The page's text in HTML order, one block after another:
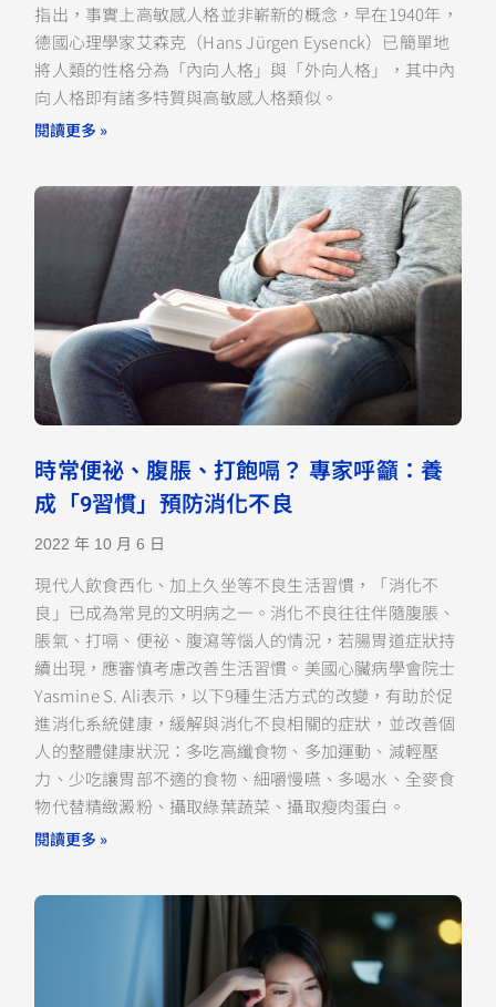
指出，事實上高敏感人格並非嶄新的概念，早在1940年，
德國心理學家艾森克（Hans Jürgen Eysenck）已簡單地
將人類的性格分為「內向人格」與「外向人格」，其中內
向人格即有諸多特質與高敏感人格類似。
閱讀更多 »
時常便祕、腹脹、打飽嗝？ 專家呼籲：養
成「9習慣」預防消化不良
2022 年 10 月 6 日
現代人飲食西化、加上久坐等不良生活習慣，「消化不
良」已成為常見的文明病之一。消化不良往往伴隨腹脹、
脹氣、打嗝、便祕、腹瀉等惱人的情況，若腸胃道症狀持
續出現，應審慎考慮改善生活習慣。美國心臟病學會院士
Yasmine S. Ali表示，以下9種生活方式的改變，有助於促
進消化系統健康，緩解與消化不良相關的症狀，並改善個
人的整體健康狀況：多吃高纖食物、多加運動、減輕壓
力、少吃讓胃部不適的食物、細嚼慢嚥、多喝水、全麥食
物代替精緻澱粉、攝取綠葉蔬菜、攝取瘦肉蛋白。
閱讀更多 »